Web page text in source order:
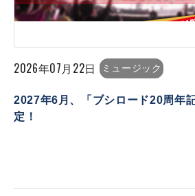
2026年07月22日 ミュージック
2027年6月、「ブシロード20周年
定！